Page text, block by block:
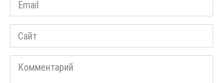
Сайт
Комментарий